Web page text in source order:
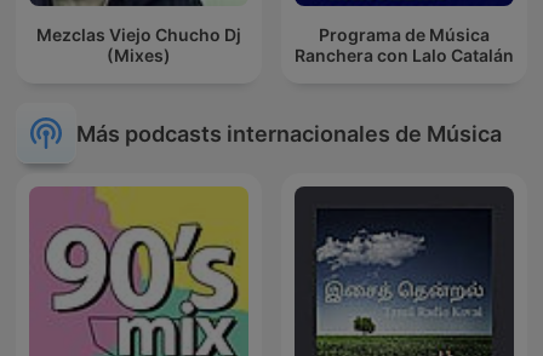
Mezclas Viejo Chucho Dj
(Mixes)
Programa de Música
Ranchera con Lalo Catalán
Más podcasts internacionales de Música